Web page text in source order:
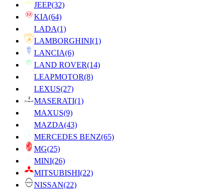
JEEP(32)
KIA(64)
LADA(1)
LAMBORGHINI(1)
LANCIA(6)
LAND ROVER(14)
LEAPMOTOR(8)
LEXUS(27)
MASERATI(1)
MAXUS(9)
MAZDA(43)
MERCEDES BENZ(65)
MG(25)
MINI(26)
MITSUBISHI(22)
NISSAN(22)